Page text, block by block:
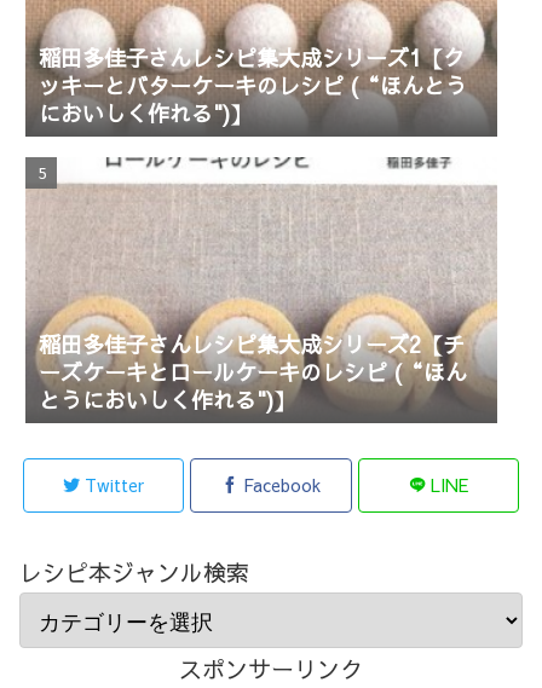
稲田多佳子さんレシピ集大成シリーズ1【ク
ッキーとバターケーキのレシピ (“ほんとう
においしく作れる")】
稲田多佳子さんレシピ集大成シリーズ2【チ
ーズケーキとロールケーキのレシピ (“ほん
とうにおいしく作れる")】
Twitter Facebook LINE
レシピ本ジャンル検索
スポンサーリンク